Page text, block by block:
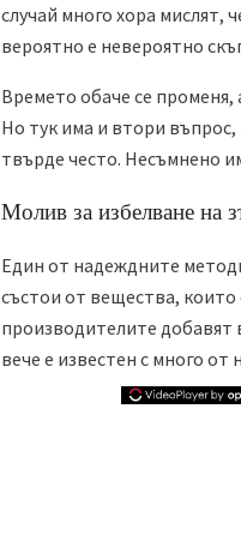
случай много хора мислят,
вероятно е невероятно
Времето обаче се променя,
Но тук има и втори
твърде често. Несъмнено
Молив за избелване на
Един от надеждните
състои от вещества, които
производителите добавят
вече е известен с много от